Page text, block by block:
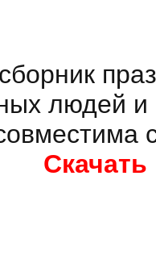
людей и